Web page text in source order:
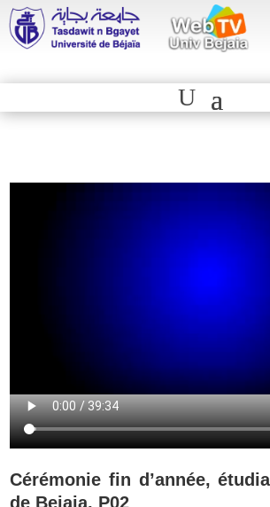
Cérémonie fin d’année,
de Bejaia, P02